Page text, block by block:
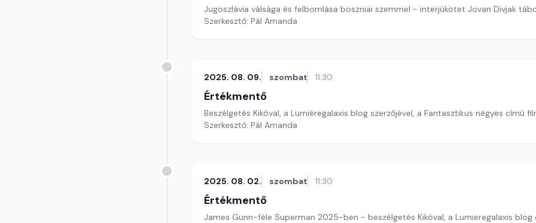
Jugoszlávia válsága és felbomlása boszniai szemmel - interjúkötet Jovan Divjak
Szerkesztő: Pál Amanda
2025. 08. 09. szombat 11:30
Értékmentő
Beszélgetés Kikóval, a Lumiéregalaxis blog szerzőjével, a Fantasztikus négyes című
Szerkesztő: Pál Amanda
2025. 08. 02. szombat 11:30
Értékmentő
James Gunn-féle Superman 2025-ben - beszélgetés Kikóval, a Lumieregalaxis blog